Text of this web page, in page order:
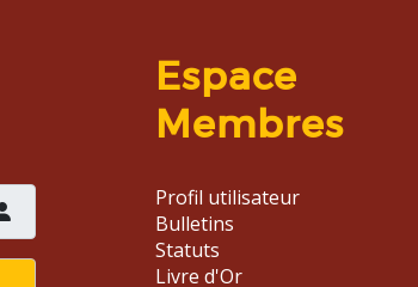
Espace
Membres
Profil utilisateur
Bulletins
Statuts
Livre d'Or